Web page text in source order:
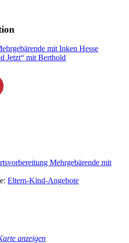
mit Inken Hesse
Jetzt“ mit Berthold
Mehrgebärende mit
Eltern-Kind-Angebote
anzeigen